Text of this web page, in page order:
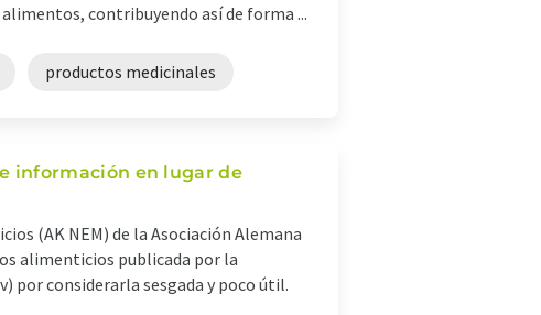
contribuyendo así de forma ...
productos medicinales
información en lugar de
(AK NEM) de la Asociación Alemana
alimenticios publicada por la
por considerarla sesgada y poco útil.